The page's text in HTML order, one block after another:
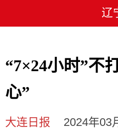
辽
“7×24小时”不
心”
大连日报 2024年03